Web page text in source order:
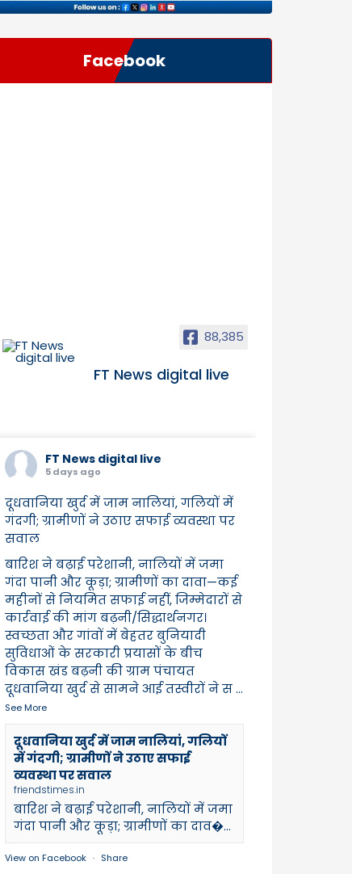
Facebook
88,385
FT News digital live
FT News digital live
5 days ago
दूधवानिया खुर्द में जाम नालियां, गलियों में
गंदगी; ग्रामीणों ने उठाए सफाई व्यवस्था पर
सवाल
बारिश ने बढ़ाई परेशानी, नालियों में जमा
गंदा पानी और कूड़ा; ग्रामीणों का दावा—कई
महीनों से नियमित सफाई नहीं, जिम्मेदारों से
कार्रवाई की मांग बढ़नी/सिद्धार्थनगर।
स्वच्छता और गांवों में बेहतर बुनियादी
सुविधाओं के सरकारी प्रयासों के बीच
विकास खंड बढ़नी की ग्राम पंचायत
दूधवानिया खुर्द से सामने आई तस्वीरों ने स...
See More
दूधवानिया खुर्द में जाम नालियां, गलियों
में गंदगी; ग्रामीणों ने उठाए सफाई
व्यवस्था पर सवाल
friendstimes.in
बारिश ने बढ़ाई परेशानी, नालियों में जमा
गंदा पानी और कूड़ा; ग्रामीणों का दाव�...
View on Facebook · Share